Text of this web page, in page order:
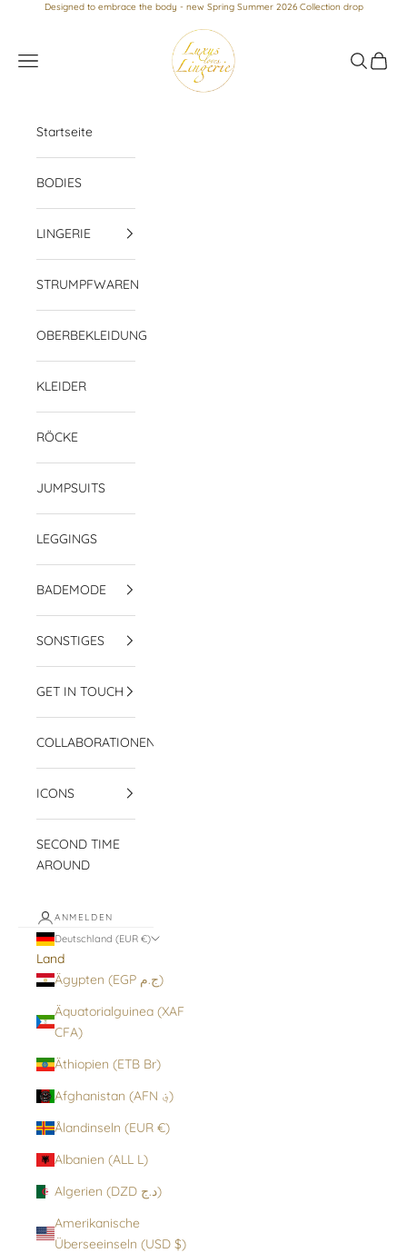
Zum Inhalt springen
Designed to embrace the body - new Spring Summer 2026 Collection drop
Luxus loves Lingerie
Menü
Suchen
Startseite
BODIES
LINGERIE
STRUMPFWAREN
OBERBEKLEIDUNG
KLEIDER
RÖCKE
JUMPSUITS
LEGGINGS
BADEMODE
SONSTIGES
GET IN TOUCH
COLLABORATIONEN
ICONS
SECOND TIME
AROUND
ANMELDEN
Deutschland (EUR €)
Land
Ägypten (EGP ج.م)
Äquatorialguinea (XAF
CFA)
Äthiopien (ETB Br)
Afghanistan (AFN ؋)
Ålandinseln (EUR €)
Albanien (ALL L)
Algerien (DZD د.ج)
Amerikanische
Überseeinseln (USD $)